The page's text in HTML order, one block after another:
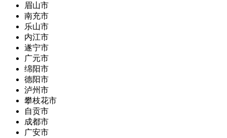
眉山市
南充市
乐山市
内江市
遂宁市
广元市
绵阳市
德阳市
泸州市
攀枝花市
自贡市
成都市
广安市